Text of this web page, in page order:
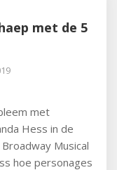
met de 5
met
Hess in de
Musical
hoe personages